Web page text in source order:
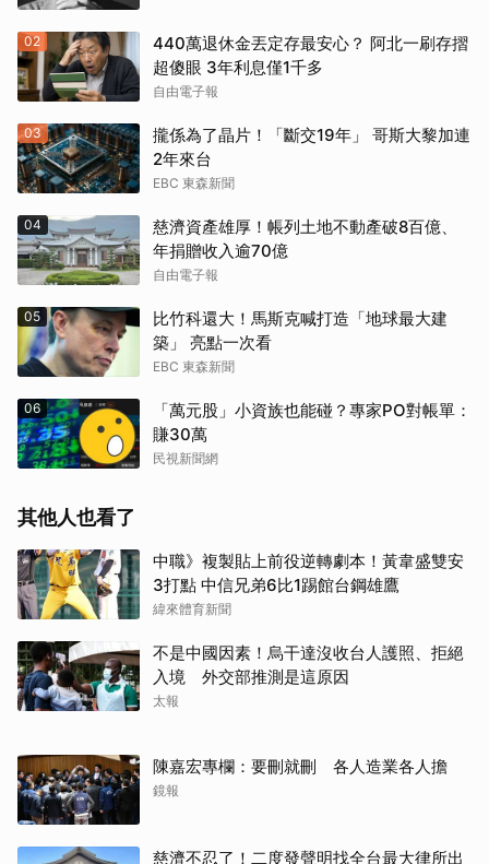
02
440萬退休金丟定存最安心？ 阿北一刷存摺
超傻眼 3年利息僅1千多
自由電子報
03
攏係為了晶片！「斷交19年」 哥斯大黎加連
2年來台
EBC 東森新聞
04
慈濟資產雄厚！帳列土地不動產破8百億、
年捐贈收入逾70億
自由電子報
05
比竹科還大！馬斯克喊打造「地球最大建
築」 亮點一次看
EBC 東森新聞
06
「萬元股」小資族也能碰？專家PO對帳單：
賺30萬
民視新聞網
其他人也看了
中職》複製貼上前役逆轉劇本！黃韋盛雙安
3打點 中信兄弟6比1踢館台鋼雄鷹
緯來體育新聞
不是中國因素！烏干達沒收台人護照、拒絕
入境 外交部推測是這原因
太報
陳嘉宏專欄：要刪就刪 各人造業各人擔
鏡報
慈濟不忍了！二度發聲明找全台最大律所出